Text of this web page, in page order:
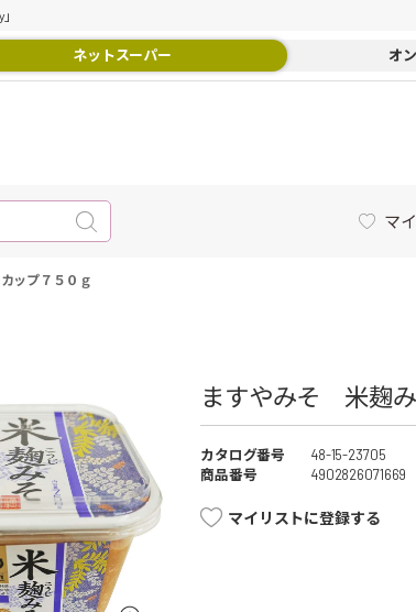
ネットスーパー オ
マ
ップ７５０ｇ
ますやみそ 米麹
カタログ番号
48-15-23705
商品番号
4902826071669
マイリストに登録する